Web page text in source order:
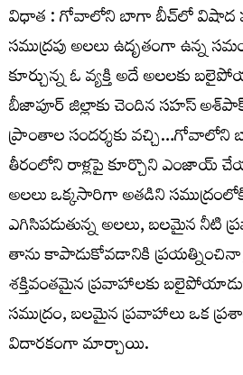
విధాత : గోవాలోని బాగా బీచ్‌లో విషాద
సముద్రపు అలలు ఉదృతంగా ఉన్న
కూర్చున్న ఓ వ్యక్తి అదే అలలకు
బీజాపూర్ జిల్లాకు చెందిన సహస్
ప్రాంతాల సందర్శకు వచ్చి…గోవాలోని
తీరంలోని రాళ్లపై కూర్చొని ఎంజాయ్
అలలు ఒక్కసారిగా అతడిని
ఎగిసిపడుతున్న అలలు, బలమైన నీటి
తాను కాపాడుకోవడానికి ప్రయత్నించినా,
శక్తివంతమైన ప్రవాహాలకు
సముద్రం, బలమైన ప్రవాహాలు ఒక
విదారకంగా మార్చాయి.